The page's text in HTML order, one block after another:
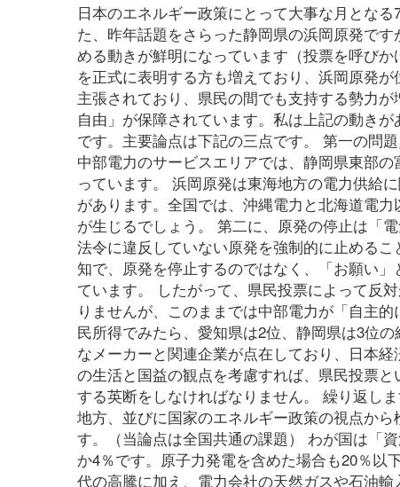
日本のエネルギー政策にとって大事な月とな
た、昨年話題をさらった静岡県の浜岡原発で
める動きが鮮明になっています（投票を呼び
を正式に表明する方も増えており、浜岡原発
主張されており、県民の間でも支持する勢力
自由」が保障されています。私は上記の動き
です。主要論点は下記の三点です。 第一の問
中部電力のサービスエリアでは、静岡県東部
っています。 浜岡原発は東海地方の電力供給
があります。全国では、沖縄電力と北海道電
が生じるでしょう。 第二に、原発の停止は「
法令に違反していない原発を強制的に止める
知で、原発を停止するのではなく、「お願い
ています。 したがって、県民投票によって反
りませんが、このままでは中部電力が「自主
民所得でみたら、愛知県は2位、静岡県は3位
なメーカーと関連企業が点在しており、日本
の生活と国益の観点を考慮すれば、県民投票
する英断をしなければなりません。 繰り返し
地方、並びに国家のエネルギー政策の視点か
す。（当論点は全国共通の課題） わが国は「
か4％です。原子力発電を含めた場合も20％
代の高騰に加え、電力会社の天然ガスや石油